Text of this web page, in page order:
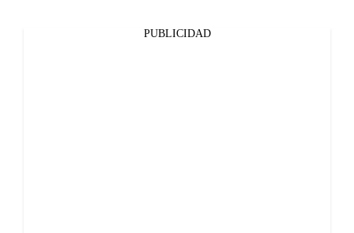
PUBLICIDAD